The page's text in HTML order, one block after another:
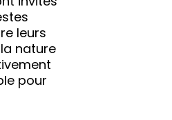
leurs
nature
pour